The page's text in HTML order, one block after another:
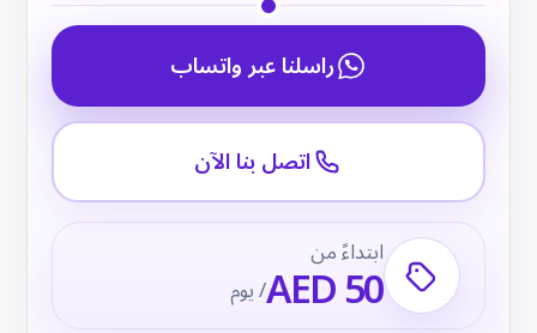
راسلنا عبر واتساب
اتصل بنا الآن
ابتداءً من
AED 50/ يوم